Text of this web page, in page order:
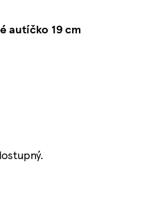
autíčko 19 cm